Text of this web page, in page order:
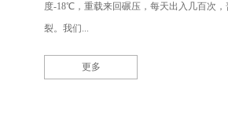
度-18℃，重载来回碾压，每天出入几百次
裂。我们...
更多